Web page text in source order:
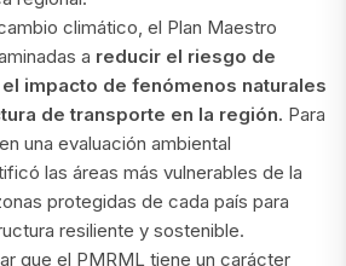
climático, el Plan Maestro
a reducir el riesgo de
impacto de fenómenos naturales
de transporte en la región. Para
una evaluación ambiental
las áreas más vulnerables de la
protegidas de cada país para
resiliente y sostenible.
que el PMRML tiene un carácter